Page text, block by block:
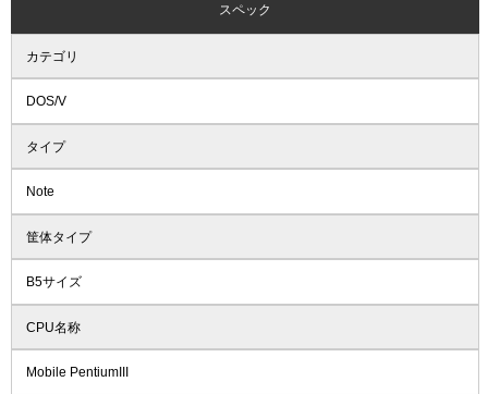
スペック
カテゴリ
DOS/V
タイプ
Note
筐体タイプ
B5サイズ
CPU名称
Mobile PentiumIII